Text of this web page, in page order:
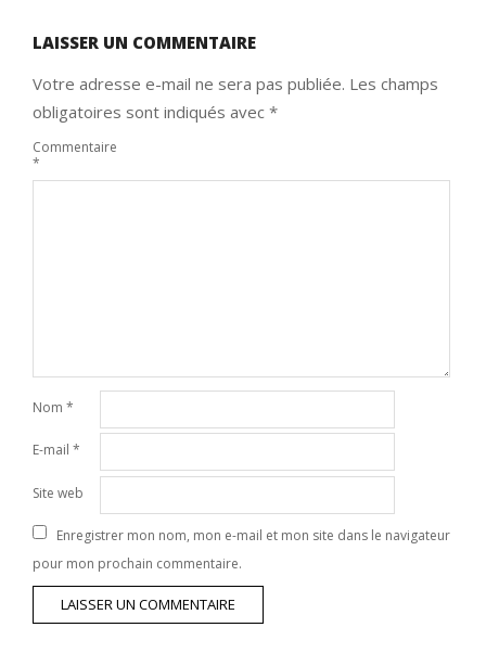
LAISSER UN COMMENTAIRE
Votre adresse e-mail ne sera pas publiée. Les champs
obligatoires sont indiqués avec *
Commentaire
*
Nom *
E-mail *
Site web
Enregistrer mon nom, mon e-mail et mon site dans le navigateur
pour mon prochain commentaire.